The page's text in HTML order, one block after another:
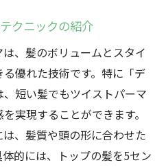
クニックの紹介
、髪のボリュームとスタイ
優れた技術です。特に「デ
短い髪でもツイストパーマ
実現することができます。
、髪質や頭の形に合わせた
的には、トップの髪を5セン